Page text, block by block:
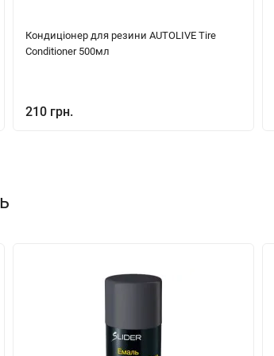
Кондиціонер для резини AUTOLIVE Tire
Conditioner 500мл
210 грн.